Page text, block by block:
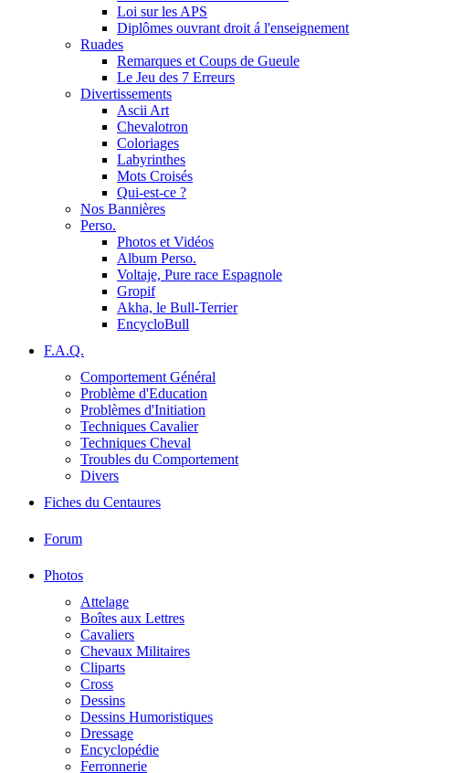
Loi sur les APS
Diplômes ouvrant droit á l'enseignement
Ruades
Remarques et Coups de Gueule
Le Jeu des 7 Erreurs
Divertissements
Ascii Art
Chevalotron
Coloriages
Labyrinthes
Mots Croisés
Qui-est-ce ?
Nos Bannières
Perso.
Photos et Vidéos
Album Perso.
Voltaje, Pure race Espagnole
Gropif
Akha, le Bull-Terrier
EncycloBull
F.A.Q.
Comportement Général
Problème d'Education
Problèmes d'Initiation
Techniques Cavalier
Techniques Cheval
Troubles du Comportement
Divers
Fiches du Centaures
Forum
Photos
Attelage
Boîtes aux Lettres
Cavaliers
Chevaux Militaires
Cliparts
Cross
Dessins
Dessins Humoristiques
Dressage
Encyclopédie
Ferronnerie